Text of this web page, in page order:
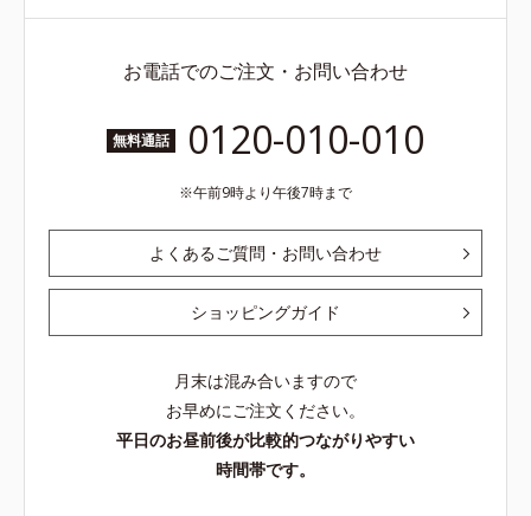
お電話でのご注文・お問い合わせ
無料通話 0120-010-010
午前9時より午後7時まで
よくあるご質問・お問い合わせ
ショッピングガイド
月末は混み合いますので
お早めにご注文ください。
平日のお昼前後が比較的つながりやすい
時間帯です。